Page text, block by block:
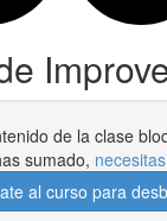
de la clase
sumado,
al curso para